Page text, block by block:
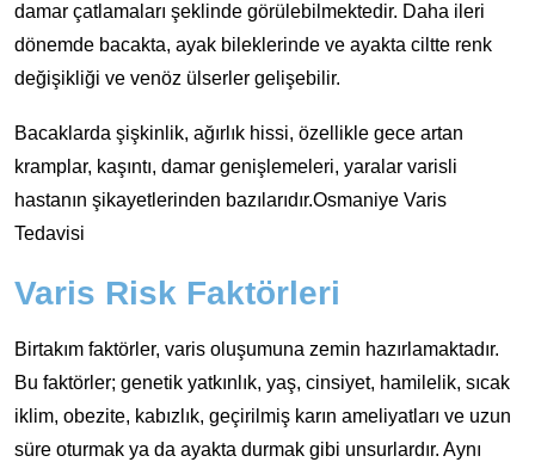
damar çatlamaları şeklinde görülebilmektedir. Daha ileri
dönemde bacakta, ayak bileklerinde ve ayakta ciltte renk
değişikliği ve venöz ülserler gelişebilir.
Bacaklarda şişkinlik, ağırlık hissi, özellikle gece artan
kramplar, kaşıntı, damar genişlemeleri, yaralar varisli
hastanın şikayetlerinden bazılarıdır.Osmaniye Varis
Tedavisi
Varis Risk Faktörleri
Birtakım faktörler, varis oluşumuna zemin hazırlamaktadır.
Bu faktörler; genetik yatkınlık, yaş, cinsiyet, hamilelik, sıcak
iklim, obezite, kabızlık, geçirilmiş karın ameliyatları ve uzun
süre oturmak ya da ayakta durmak gibi unsurlardır. Aynı